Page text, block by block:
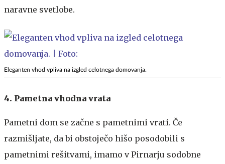
naravne svetlobe.
Eleganten vhod vpliva na izgled celotnega domovanja.
4. Pametna vhodna vrata
Pametni dom se začne s pametnimi vrati. Če
razmišljate, da bi obstoječo hišo posodobili s
pametnimi rešitvami, imamo v Pirnarju sodobne